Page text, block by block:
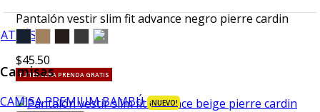
ATRÁS
Camisas
CAMISA PREMIUM BAMBÚ ¡NUEVO!
Pantalón vestir slim fit advance negro pierre cardin
$45.50
TU TERCERA PRENDA GRATIS